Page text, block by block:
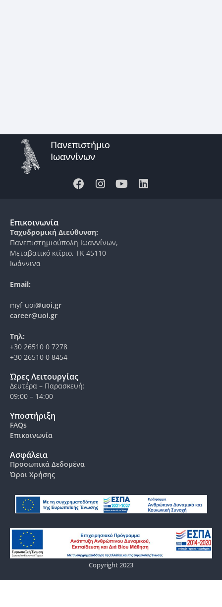
Πανεπιστήμιο
Ιωαννίνων
Επικοινωνία
Ταχυδρομική Διεύθυνση:
Πανεπιστημιούπολη Ιωαννίνων,
Μεταβατικό κτίριο, ΤΚ 45110
Ιωάννινα
Email:
myf-uoi@uoi.gr
career@uoi.gr
Τηλ:
+30 26510 0 7278
+30 26510 0 8454
Ώρες Λειτουργίας
Δευτέρα – Παρασκευή:
09:00 – 14:00
Υποστήριξη
FAQs
Επικοινωνία
Ασφάλεια
Προσωπικά Δεδομένα
Όροι Χρήσης
Copyright 2023